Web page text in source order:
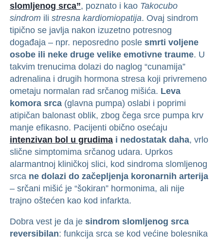
slomljenog srca”, poznato i kao Takocubo
sindrom ili stresna kardiomiopatija. Ovaj sindrom
tipično se javlja nakon izuzetno potresnog
događaja – npr. neposredno posle smrti voljene
osobe ili neke druge velike emotivne traume. U
takvim trenucima dolazi do naglog “cunamija”
adrenalina i drugih hormona stresa koji privremeno
ometaju normalan rad srčanog mišića. Leva
komora srca (glavna pumpa) oslabi i poprimi
atipičan balonast oblik, zbog čega srce pumpa krv
manje efikasno. Pacijenti obično osećaju
intenzivan bol u grudima i nedostatak daha, vrlo
slične simptomima srčanog udara. Uprkos
alarmantnoj kliničkoj slici, kod sindroma slomljenog
srca ne dolazi do začepljenja koronarnih arterija
– srčani mišić je “šokiran” hormonima, ali nije
trajno oštećen kao kod infarkta.
Dobra vest je da je sindrom slomljenog srca
reversibilan: funkcija srca se kod većine bolesnika